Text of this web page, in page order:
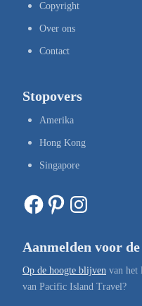
Copyright
Over ons
Contact
Stopovers
Amerika
Hong Kong
Singapore
Facebook Pinterest Instagram
Aanmelden voor
Op de hoogte blijven van het
van Pacific Island Travel?